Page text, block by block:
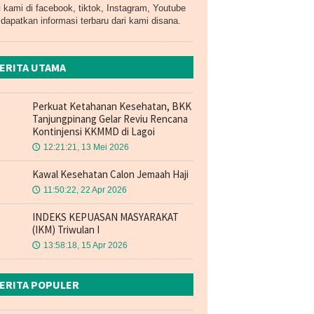
kami di facebook, tiktok, Instagram, Youtube
informasi terbaru dari kami disana.
UTAMA
Perkuat Ketahanan Kesehatan, BKK
Tanjungpinang Gelar Reviu Rencana
Kontinjensi KKMMD di Lagoi
🕔 12:21:21, 13 Mei 2026
Kawal Kesehatan Calon Jemaah Haji
🕔 11:50:22, 22 Apr 2026
INDEKS KEPUASAN MASYARAKAT
(IKM) Triwulan I
🕔 13:58:18, 15 Apr 2026
POPULER